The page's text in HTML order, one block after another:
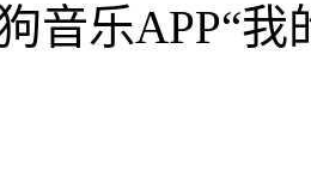
音乐APP“